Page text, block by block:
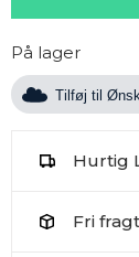
På lager
Tilføj til
Hurtig
Fri